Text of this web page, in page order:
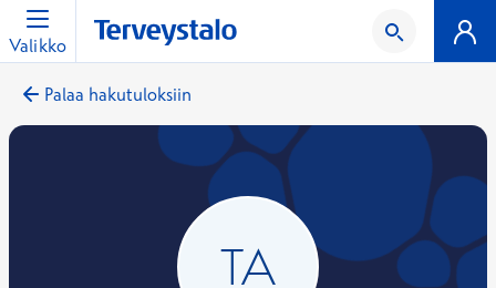
Valikko
Palaa hakutuloksiin